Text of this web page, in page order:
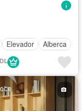
Elevador Alberca